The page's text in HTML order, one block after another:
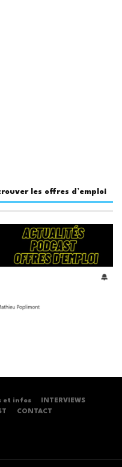
les offres d’emploi
et infos
INTERVIEWS
CONTACT